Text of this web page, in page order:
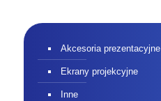
Akcesoria prezentacyjne
Ekrany projekcyjne
Inne